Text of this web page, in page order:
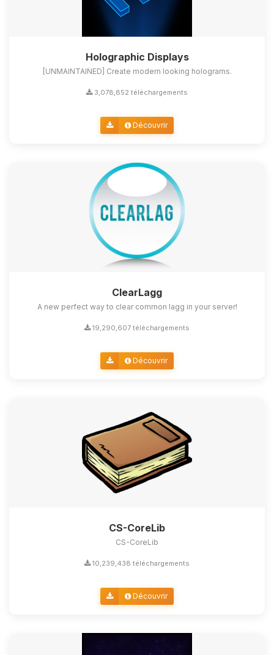
Holographic Displays
[UNMAINTAINED] Create modern looking holograms.
3,078,852 téléchargements
Découvrir
ClearLagg
A new perfect way to clear common lagg in your server!
19,290,607 téléchargements
Découvrir
CS-CoreLib
CS-CoreLib
10,239,438 téléchargements
Découvrir